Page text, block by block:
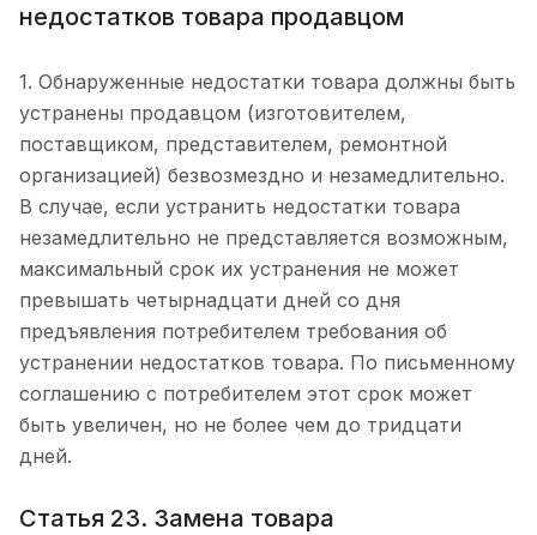
недостатков товара продавцом
1. Обнаруженные недостатки товара должны быть
устранены продавцом (изготовителем,
поставщиком, представителем, ремонтной
организацией) безвозмездно и незамедлительно.
В случае, если устранить недостатки товара
незамедлительно не представляется возможным,
максимальный срок их устранения не может
превышать четырнадцати дней со дня
предъявления потребителем требования об
устранении недостатков товара. По письменному
соглашению с потребителем этот срок может
быть увеличен, но не более чем до тридцати
дней.
Статья 23. Замена товара